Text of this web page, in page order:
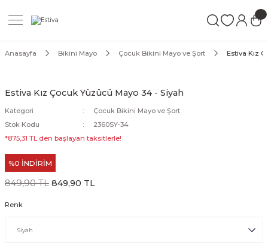
Anasayfa Bikini Mayo Çocuk Bikini Mayo ve Şort Estiva Kız
Estiva Kız Çocuk Yüzücü Mayo 34 - Siyah
Kategori
Çocuk Bikini Mayo ve Şort
Stok Kodu
2360SY-34
*875,31 TL den başlayan taksitlerle!
%0 İNDİRİM
849,90 TL 849,90 TL
Renk